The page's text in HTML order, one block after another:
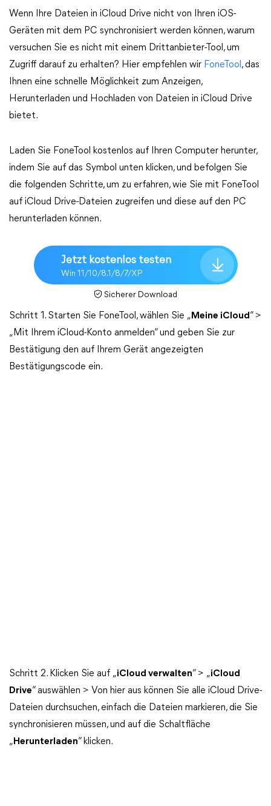
Wenn Ihre Dateien in iCloud Drive nicht von Ihren iOS-
Geräten mit dem PC synchronisiert werden können, warum
versuchen Sie es nicht mit einem Drittanbieter-Tool, um
Zugriff darauf zu erhalten? Hier empfehlen wir FoneTool , das
Ihnen eine schnelle Möglichkeit zum Anzeigen,
Herunterladen und Hochladen von Dateien in iCloud Drive
bietet.
Laden Sie FoneTool kostenlos auf Ihren Computer herunter,
indem Sie auf das Symbol unten klicken, und befolgen Sie
die folgenden Schritte, um zu erfahren, wie Sie mit FoneTool
auf iCloud Drive-Dateien zugreifen und diese auf den PC
herunterladen können.
Jetzt kostenlos testen
Win 11/10/8.1/8/7/XP
Sicherer Download
Schritt 1. Starten Sie FoneTool, wählen Sie „ Meine iCloud“ >
„Mit Ihrem iCloud-Konto anmelden“ und geben Sie zur
Bestätigung den auf Ihrem Gerät angezeigten
Bestätigungscode ein.
Schritt 2. Klicken Sie auf „iCloud verwalten“ > „iCloud
Drive“ auswählen > Von hier aus können Sie alle iCloud Drive-
Dateien durchsuchen, einfach die Dateien markieren, die Sie
synchronisieren müssen, und auf die Schaltfläche
„ Herunterladen“ klicken.